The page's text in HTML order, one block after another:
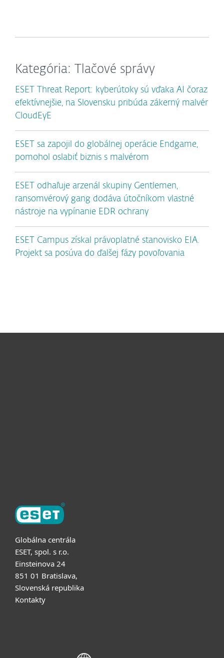
Kategória: Tlačové správy
ESET Threat Report: kyberútoky sú vďaka AI čoraz
efektívnejšie, na Slovensku pribúda zákerný malvér
CloudEyE
ESET sa zapojil do globálnej operácie Endgame,
pomohol oslabiť biznis s malvérom
ESET odhaľuje arzenál skupiny Gentlemen,
ransomvérový gang dodáva útočníkom vlastné
nástroje na vypínanie EDR ochrany
ESET Campus získal právoplatné stanovisko EIA.
Projekt sa posúva do ďalšej fázy povoľovania
Globálna centrála
ESET, spol. s r.o.
Einsteinova 24
851 01 Bratislava,
Slovenská republika
Kontakty